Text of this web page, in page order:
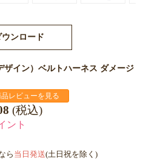
ウンロード
ザイン）ベルトハーネス ダメージ
レビューを見る
(税込)
ント
ら 当日発送(土日祝を除く)